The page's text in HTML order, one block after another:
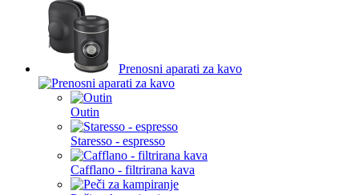
Prenosni aparati za kavo
Outin
Staresso - espresso
Cafflano - filtrirana kava